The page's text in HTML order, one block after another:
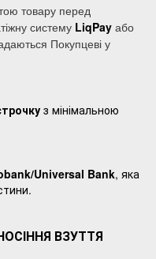
товару перед
систему LiqPay або
Покупцеві у
з мінімальною
Universal Bank, яка
ВЗУТТЯ